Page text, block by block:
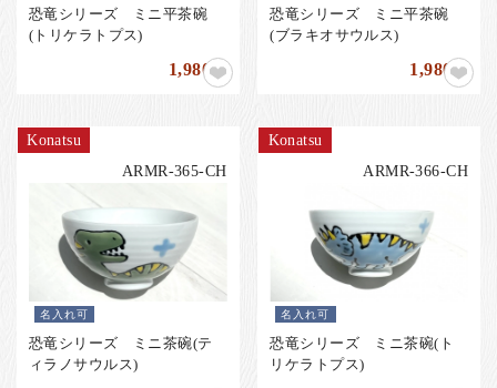
恐竜シリーズ ミニ平茶碗
(トリケラトプス)
1,980円
恐竜シリーズ ミニ平茶碗
(ブラキオサウルス)
1,980円
Konatsu
ARMR-365-CH
名入れ可
恐竜シリーズ ミニ茶碗(テ
ィラノサウルス)
Konatsu
ARMR-366-CH
名入れ可
恐竜シリーズ ミニ茶碗(ト
リケラトプス)